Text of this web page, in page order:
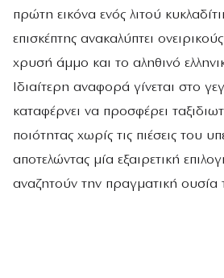
πρώτη εικόνα ενός λιτού
επισκέπτης ανακαλύπτει
χρυσή άμμο και το αληθινό
Ιδιαίτερη αναφορά γίνεται στο
καταφέρνει να προσφέρει
ποιότητας χωρίς τις πιέσεις του
αποτελώντας μία εξαιρετική
αναζητούν την πραγματική ουσία